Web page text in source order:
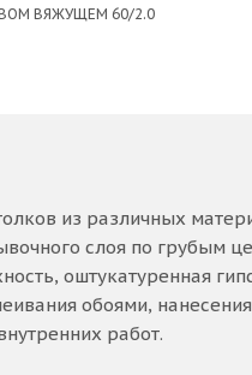
ВЯЖУЩЕМ 60/2.0
из различных
слоя по грубым
оштукатуренная
обоями,
работ.